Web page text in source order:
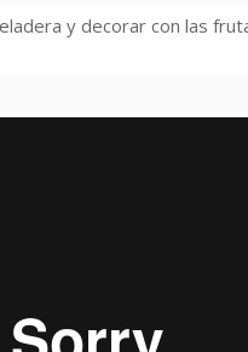
y decorar con las